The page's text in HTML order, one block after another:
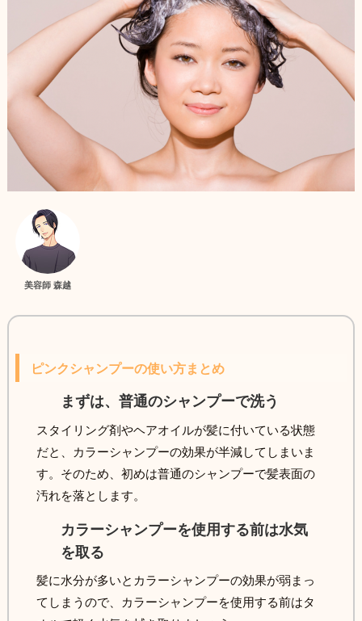
美容師 森越
ピンクシャンプーの使い方まとめ
まずは、普通のシャンプーで洗う
スタイリング剤やヘアオイルが髪に付いている状態
だと、カラーシャンプーの効果が半減してしまいま
す。そのため、初めは普通のシャンプーで髪表面の
汚れを落とします。
カラーシャンプーを使用する前は水気
を取る
髪に水分が多いとカラーシャンプーの効果が弱まっ
てしまうので、カラーシャンプーを使用する前はタ